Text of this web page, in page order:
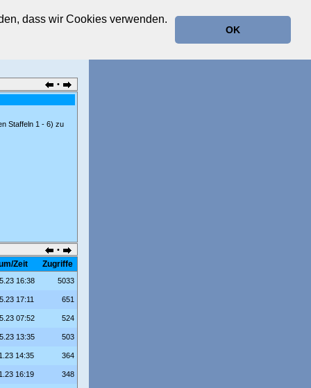
dass wir Cookies verwenden.
OK
•
Staffeln 1 - 6) zu
•
Zeit Zugriffe
16:38 5033
17:11 651
07:52 524
13:35 503
14:35 364
16:19 348